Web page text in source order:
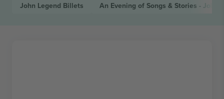
John Legend Billets An Evening of Songs & Stories - John